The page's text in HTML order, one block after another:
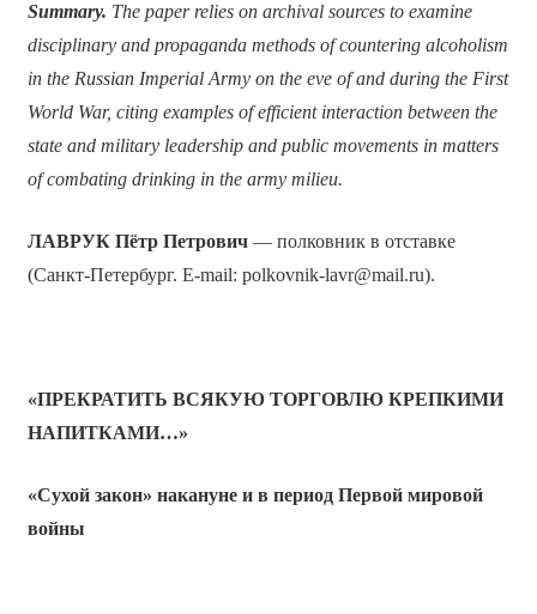
Summary. The paper relies on archival sources to examine
disciplinary and propaganda methods of countering alcoholism
in the Russian Imperial Army on the eve of and during the First
World War, citing examples of efficient interaction between the
state and military leadership and public movements in matters
of combating drinking in the army milieu.
ЛАВРУК Пётр Петрович— полковник в отставке
(Санкт-Петербург. E-mail: polkovnik-lavr@mail.ru).
«ПРЕКРАТИТЬ ВСЯКУЮ ТОРГОВЛЮ КРЕПКИМИ
НАПИТКАМИ…»
«Сухой закон» накануне и в период Первой мировой
войны